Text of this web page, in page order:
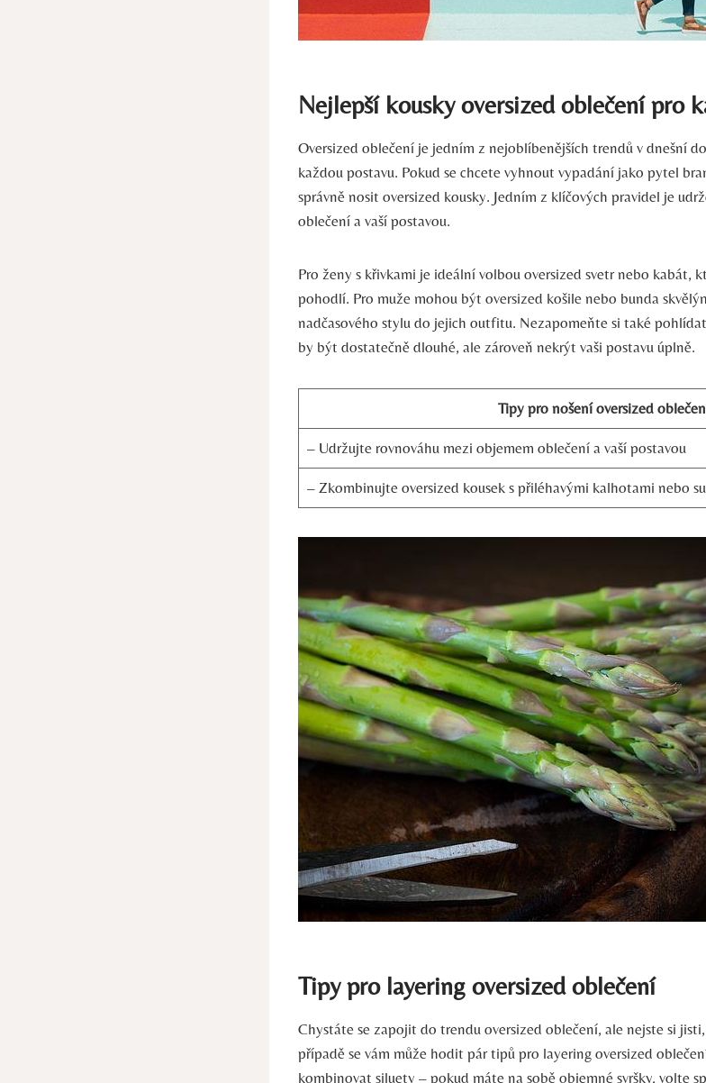
Nejlepší kousky oversized oblečení pro
Oversized oblečení je jedním z nejoblíbenějších trendů v dnešní
každou postavu. Pokud se chcete vyhnout vypadání jako pytel
správně nosit oversized kousky. Jedním z klíčových pravidel je
oblečení a vaší postavou.
Pro ženy s křivkami je ideální volbou oversized svetr nebo kabát,
pohodlí. Pro muže mohou být oversized košile nebo bunda
nadčasového stylu do jejich outfitu. Nezapomeňte si také
by být dostatečně dlouhé, ale zároveň nekrýt vaši postavu úplně.
Tipy pro nošení oversized
– Udržujte rovnováhu mezi objemem oblečení a vaší postavou
– Zkombinujte oversized kousek s přiléhavými kalhotami nebo
Tipy pro layering oversized oblečení
Chystáte se zapojit do trendu oversized oblečení, ale nejste si jisti,
případě se vám může hodit pár tipů pro layering oversized
kombinovat siluety – pokud máte na sobě objemné svršky, volte